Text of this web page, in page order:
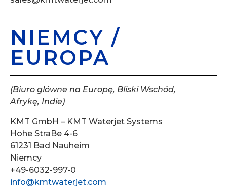
NIEMCY /
EUROPA
(Biuro glówne na Europę, Bliski Wschód,
Afrykę, Indie)
KMT GmbH – KMT Waterjet Systems
Hohe StraBe 4-6
61231 Bad Nauheim
Niemcy
+49-6032-997-0
info@kmtwaterjet.com